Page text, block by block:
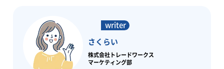
さくらい
株式会社トレードワークス
マーケティング部